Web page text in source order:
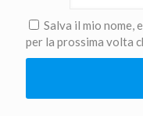
Salva il mio nome,
per la prossima volta